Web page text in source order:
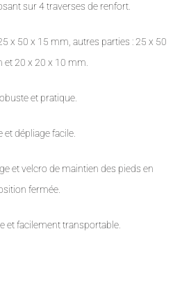
sur 4 traverses de renfort.
x 50 x 15 mm, autres parties : 25 x 50
et 20 x 20 x 10 mm.
et pratique.
et dépliage facile.
et velcro de maintien des pieds en
fermée.
et facilement transportable.